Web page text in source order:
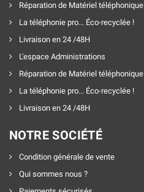
Réparation de Matériel téléphonique
La téléphonie pro... Éco-recyclée !
Livraison en 24 /48H
L'espace Administrations
Réparation de Matériel téléphonique
La téléphonie pro... Éco-recyclée !
Livraison en 24 /48H
NOTRE SOCIÉTÉ
Condition générale de vente
Qui sommes nous ?